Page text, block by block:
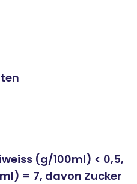
(g/100ml) < 0,5,
= 7, davon Zucker